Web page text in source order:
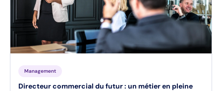
Management
Directeur commercial du futur : un métier en pleine